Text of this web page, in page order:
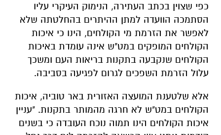
כפי שצוין בכתב העתירה, הנימוק העיקרי עליו
הסתמכה הוועדה למתן ההיתרים בהחלטתה שלא
לאפשר את הזרמת מי הקולחים, הינו כי איכות
הקולחים המופקים במט"ש אינה עומדת באיכות
הקולחים שנקבעה בתקנות בריאות העם ומשכך
עלול הזרמת השפכים לגרום לפגיעה בסביבה.
אלא שלטענת המועצה האזורית באר טוביה, איכות
הקולחים במט"ש לא חרגה מהמותר בתקנות. "עניין
איכות הקולחים הינו תמוה נוכח העובדה כי בשנים